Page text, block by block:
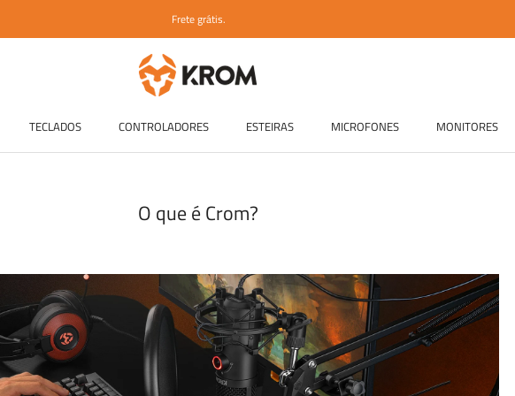
Frete grátis.
TECLADOS
CONTROLADORES
ESTEIRAS
MICROFONES
MONITORES
O que é Crom?